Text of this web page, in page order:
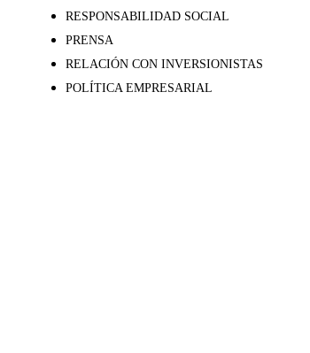
RESPONSABILIDAD SOCIAL
PRENSA
RELACIÓN CON INVERSIONISTAS
POLÍTICA EMPRESARIAL